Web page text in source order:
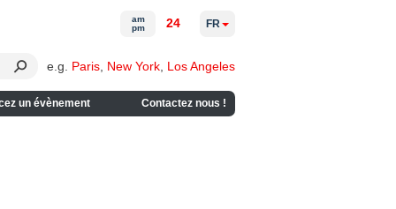
e.g. Paris New York Los Angeles
un évènement Contactez nous !
am
pm
24 FR